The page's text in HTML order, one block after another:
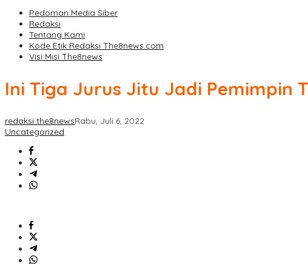
Pedoman Media Siber
Redaksi
Tentang Kami
Kode Etik Redaksi The8news.com
Visi Misi The8news
Ini Tiga Jurus Jitu Jadi Pemimpin
redaksi the8newsRabu, Juli 6, 2022
Uncategorized